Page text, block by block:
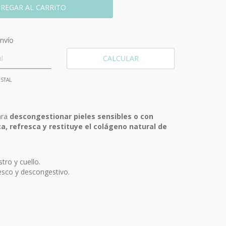
CALCULAR
descongestionar pieles sensibles o con
refresca y restituye el colágeno natural de
y cuello.
y descongestivo.